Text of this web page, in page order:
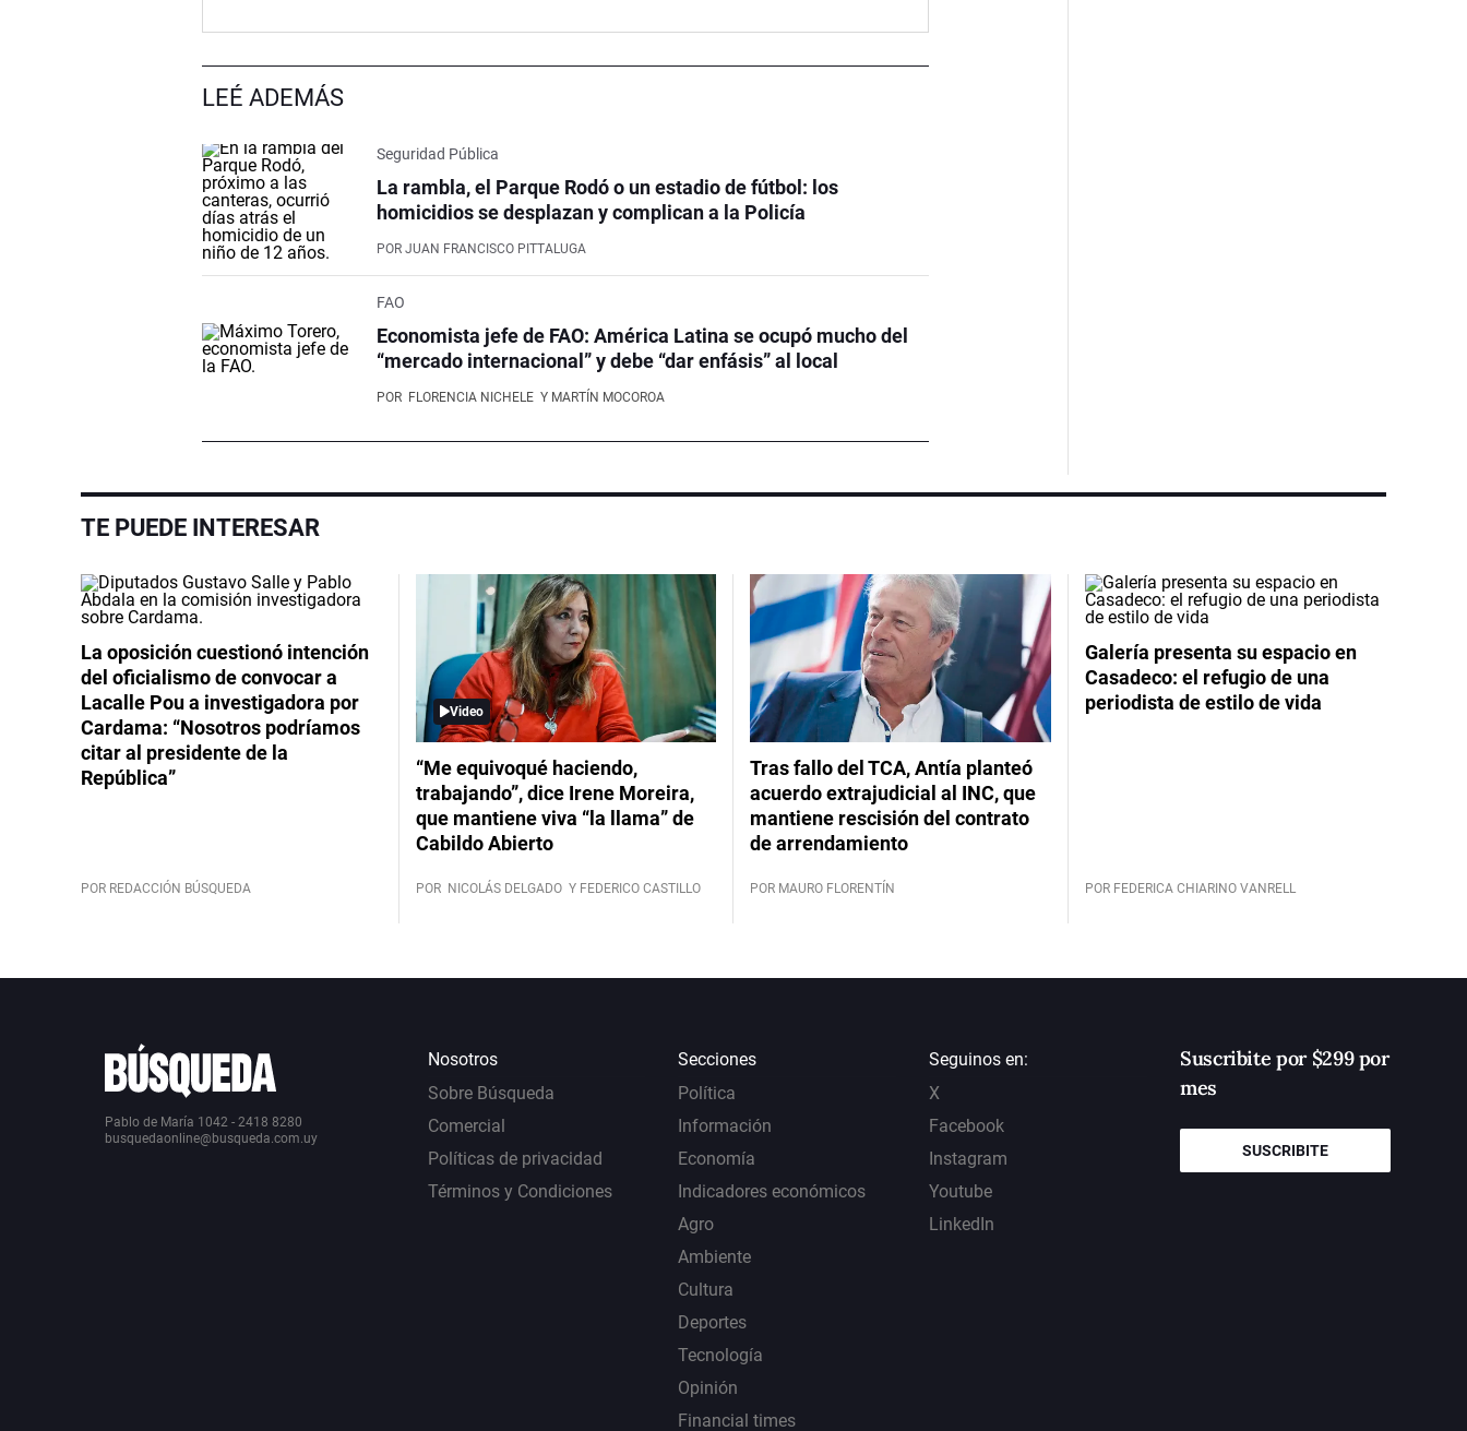
LEÉ ADEMÁS
Seguridad Pública
La rambla, el Parque Rodó o un estadio de fútbol: los
homicidios se desplazan y complican a la Policía
POR JUAN FRANCISCO PITTALUGA
FAO
Economista jefe de FAO: América Latina se ocupó mucho del
“mercado internacional” y debe “dar enfásis” al local
POR FLORENCIA NICHELE Y MARTÍN MOCOROA
TE PUEDE INTERESAR
La oposición cuestionó intención
del oficialismo de convocar a
Lacalle Pou a investigadora por
Cardama: “Nosotros podríamos
citar al presidente de la
República”
POR REDACCIÓN BÚSQUEDA
Video
“Me equivoqué haciendo,
trabajando”, dice Irene Moreira,
que mantiene viva “la llama” de
Cabildo Abierto
POR NICOLÁS DELGADO Y FEDERICO CASTILLO
Tras fallo del TCA, Antía planteó
acuerdo extrajudicial al INC, que
mantiene rescisión del contrato
de arrendamiento
POR MAURO FLORENTÍN
Galería presenta su espacio en
Casadeco: el refugio de una
periodista de estilo de vida
POR FEDERICA CHIARINO VANRELL
Pablo de María 1042 - 2418 8280
busquedaonline@busqueda.com.uy
Nosotros
Sobre Búsqueda
Comercial
Políticas de privacidad
Términos y Condiciones
Secciones
Política
Información
Economía
Indicadores económicos
Agro
Ambiente
Cultura
Deportes
Tecnología
Opinión
Financial times
Seguinos en:
X
Facebook
Instagram
Youtube
LinkedIn
Suscribite por $299 por
mes
SUSCRIBITE